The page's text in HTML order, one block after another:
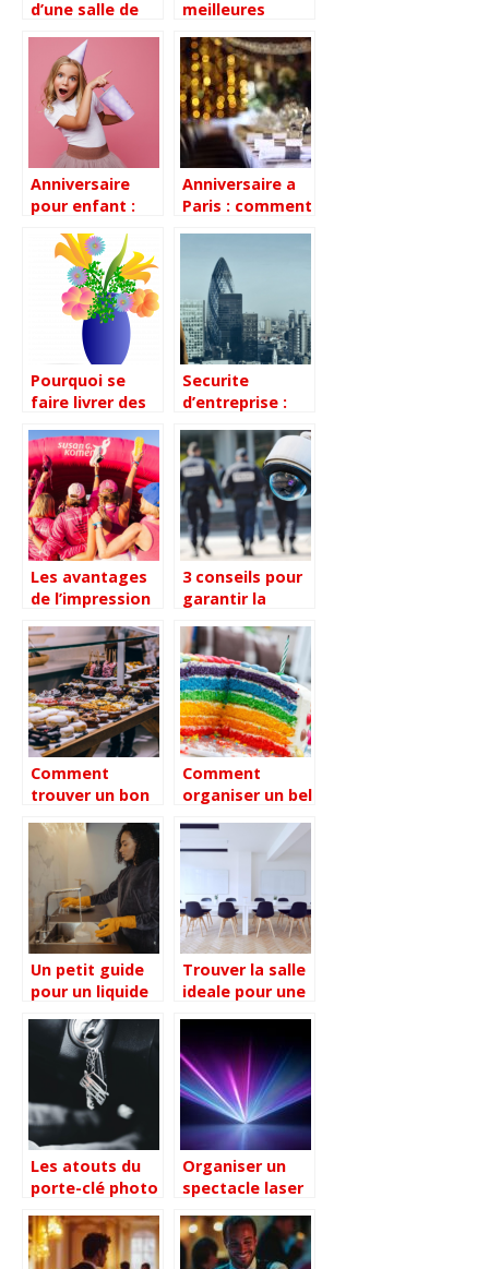
d’une salle de
comment bien
faire son choix
meilleures
on faire pour
une communion
?
Anniversaire
pour enfant :
une fete reussie
Anniversaire a
Paris : comment
restaurant ?
Pourquoi se
faire livrer des
artisan fleuriste
?
Securite
d’entreprise :
important et
comment
trouver le
service qui
correspond a
vos besoins
Les avantages
de l’impression
personnalisee
pour les
evenements
professionnels
3 conseils pour
garantir la
locaux
d’entreprise
Comment
trouver un bon
votre
evenement ?
Comment
organiser un bel
theme pour ses
Un petit guide
pour un liquide
efficace lors de
evenements
Trouver la salle
ideale pour une
pratiques
Les atouts du
porte-clé photo
en marketing
Organiser un
spectacle laser
inoubliable